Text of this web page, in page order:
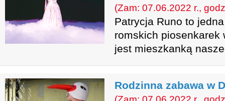
(Zam: 07.06.2022 r.,
Patrycja Runo to
romskich piosenkarek
jest mieszkanką
Rodzinna zabawa w